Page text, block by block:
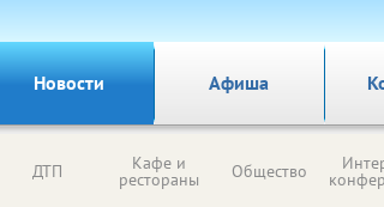
Новости Афиша
ДТП Кафе и
рестораны Общество